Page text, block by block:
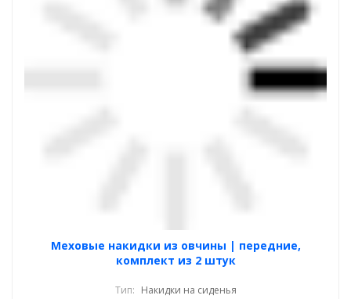
Меховые накидки из овчины | передние,
комплект из 2 штук
Тип: Накидки на сиденья